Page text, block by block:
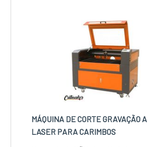
MÁQUINA DE CORTE GRAVAÇÃO A
LASER PARA CARIMBOS